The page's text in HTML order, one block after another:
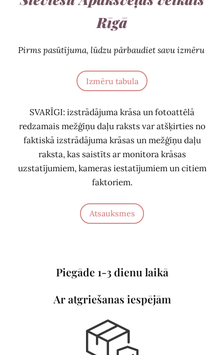
Rīgā
Pirms pasūtījuma, lūdzu pārbaudiet savu izmēru
Izmēru tabula
SVARĪGI: izstrādājuma krāsa un fotoattēlā
redzamais mežģīņu daļu raksts var atšķirties no
faktiskā izstrādājuma krāsas un mežģīņu daļu
raksta, kas saistīts ar monitora krāsas
uzstatījumiem, kameras iestatījumiem un citiem
faktoriem.
Atsauksmes
Piegāde 1-3 dienu laikā
Ar atgriešanas iespējām